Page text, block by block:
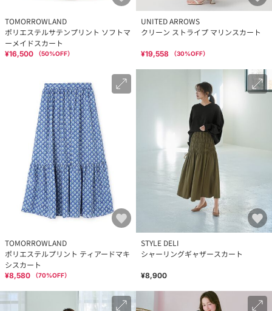
TOMORROWLAND
ポリエステルサテンプリント ソフトマ
ーメイドスカート
¥16,500 （50%OFF）
UNITED ARROWS
クリーン ストライプ マリンスカート
¥19,558 （30%OFF）
TOMORROWLAND
ポリエステルプリント ティアードマキ
シスカート
¥8,580 （70%OFF）
STYLE DELI
シャーリングギャザースカート
¥8,900